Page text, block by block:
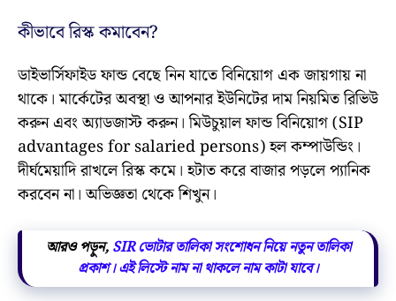
কীভাবে রিস্ক কমাবেন?
ডাইভার্সিফাইড ফান্ড বেছে নিন যাতে বিনিয়োগ এক জায়গায় না
থাকে। মার্কেটের অবস্থা ও আপনার ইউনিটের দাম নিয়মিত রিভিউ
করুন এবং অ্যাডজাস্ট করুন। মিউচুয়াল ফান্ড বিনিয়োগ (SIP
advantages for salaried persons) হল কম্পাউন্ডিং।
দীর্ঘমেয়াদি রাখলে রিস্ক কমে। হটাত করে বাজার পড়লে প্যানিক
করবেন না। অভিজ্ঞতা থেকে শিখুন।
আরও পড়ুন, SIR ভোটার তালিকা সংশোধন নিয়ে নতুন তালিকা
প্রকাশ। এই লিস্টে নাম না থাকলে নাম কাটা যাবে।